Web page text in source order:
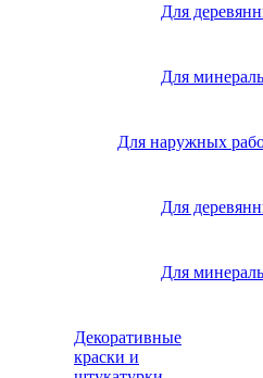
Для
Для
Для наружных
Для
Для
Декоративные
краски и